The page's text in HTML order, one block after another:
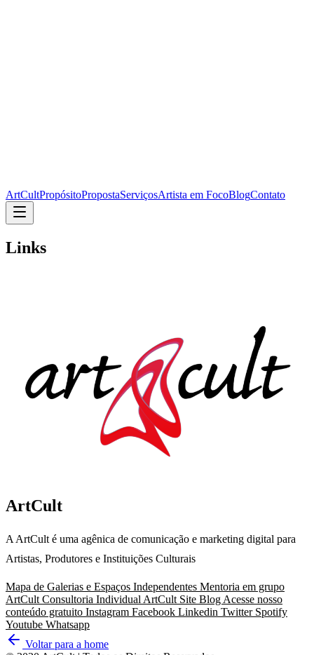
ArtCultPropósitoPropostaServiçosArtista em FocoBlogContato
Links
ArtCult
A ArtCult é uma agênica de comunicação e marketing digital para
Artistas, Produtores e Instituições Culturais
Mapa de Galerias e Espaços Independentes Mentoria em grupo
ArtCultConsultoria Individual ArtCult Site BlogAcesse nosso
conteúdo gratuito Instagram Facebook Linkedin Twitter Spotify
Youtube Whatsapp
Voltar para a home